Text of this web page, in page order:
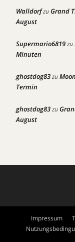
WalldorfzuGrand
August
Supermario6819zu
Minuten
ghostdog83zu
Termin
ghostdog83zu
August
Impressum